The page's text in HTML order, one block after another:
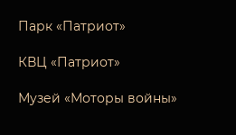
Парк «Патриот»
КВЦ «Патриот»
Музей «Моторы войны»